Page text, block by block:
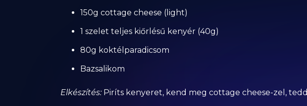
150g cottage cheese (light)
1 szelet teljes kiőrlésű kenyér (40g)
80g koktélparadicsom
Bazsalikom
Elkészítés:Piríts kenyeret, kend meg cottage cheese-zel,